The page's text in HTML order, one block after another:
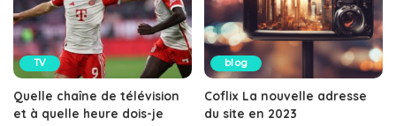
TV
Quelle chaîne de télévision
et à quelle heure dois-je
blog
Coflix La nouvelle adresse
du site en 2023